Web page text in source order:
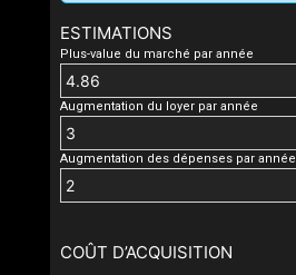
ESTIMATIONS
Plus-value du marché par année
Augmentation du loyer par année
Augmentation des dépenses par année
COÛT D’ACQUISITION